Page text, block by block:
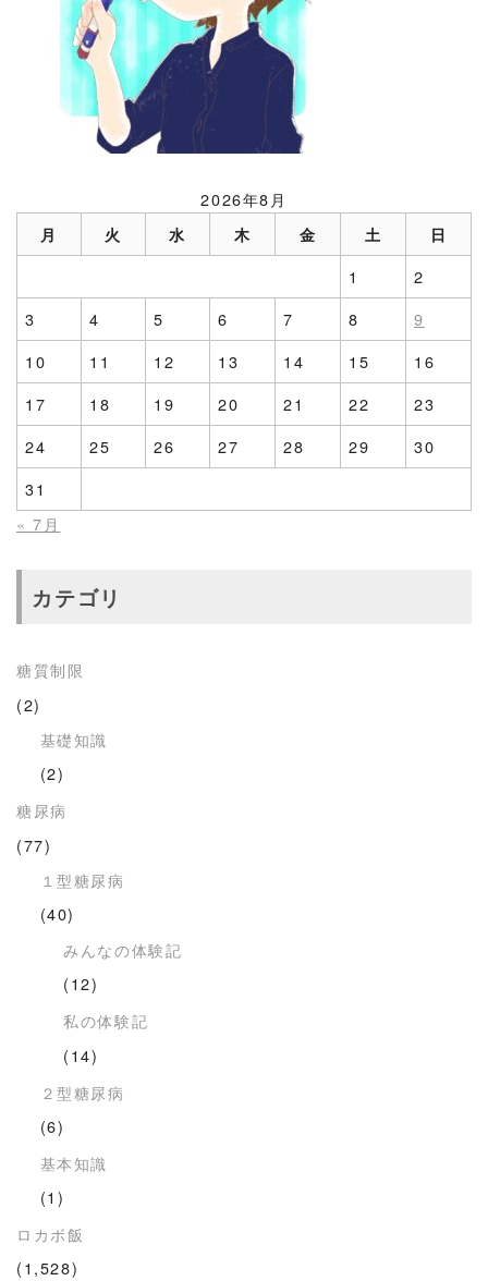
2026年8月
月 火 水 木 金 土 日
1
2
3
4 5 6 7 8
9
10
11 12 13 14 15
16
17
18 19 20 21 22
23
24
25 26 27 28 29
30
31
« 7月
カテゴリ
糖質制限
(2)
基礎知識
(2)
糖尿病
(77)
１型糖尿病
(40)
みんなの体験記
(12)
私の体験記
(14)
２型糖尿病
(6)
基本知識
(1)
ロカボ飯
(1,528)